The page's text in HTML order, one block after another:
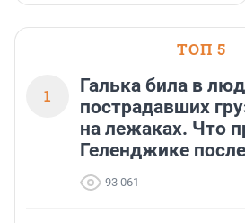
ТОП 5
1
Галька била в
пострадавших
на лежаках. Что
Геленджике
93 061